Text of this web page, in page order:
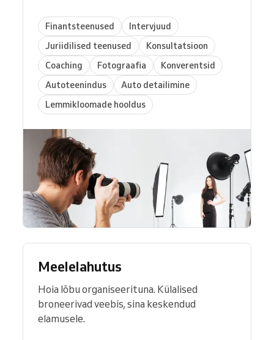
Finantsteenused
Intervjuud
Juriidilised teenused
Konsultatsioon
Coaching
Fotograafia
Konverentsid
Autoteenindus
Auto detailimine
Lemmikloomade hooldus
Meelelahutus
Hoia lõbu organiseerituna. Külalised
broneerivad veebis, sina keskendud
elamusele.